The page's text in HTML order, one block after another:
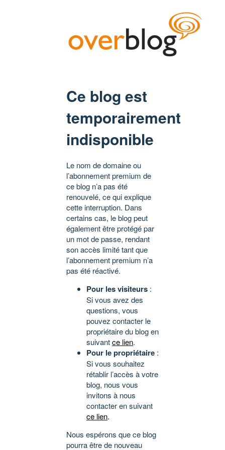
Ce blog est
temporairement
indisponible
Le nom de domaine ou
l’abonnement premium de
ce blog n’a pas été
renouvelé, ce qui explique
cette interruption. Dans
certains cas, le blog peut
également être protégé par
un mot de passe, rendant
son accès limité tant que
l’abonnement premium n’a
pas été réactivé.
Pour les visiteurs :
Si vous avez des
questions, vous
pouvez contacter le
propriétaire du blog en
suivantce lien.
Pour le propriétaire :
Si vous souhaitez
rétablir l’accès à votre
blog, nous vous
invitons à nous
contacter en suivant
ce lien.
Nous espérons que ce blog
pourra être de nouveau